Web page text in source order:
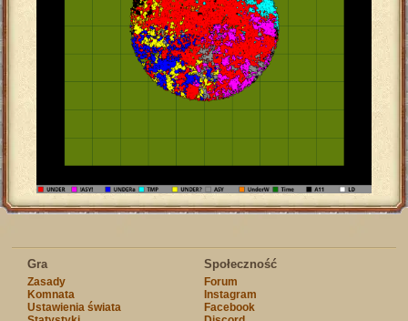
Gra
Zasady
Komnata
Ustawienia świata
Społeczność
Forum
Instagram
Facebook